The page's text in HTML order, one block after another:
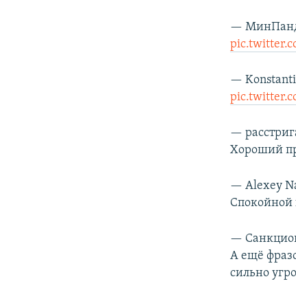
—
—
—
Хороший
— Alexey
Спокойной
—
А ещё
сильно